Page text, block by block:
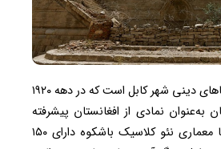
قصر دارالامان یکی از جاهای دینی شهر کابل است که در دهه ۱۹۲۰
به‌عنوان نمادی از افغانستان پیشرفته
ساخته شد. این قصر با معماری نئو کلاسیک باشکوه دارای ۱۵۰